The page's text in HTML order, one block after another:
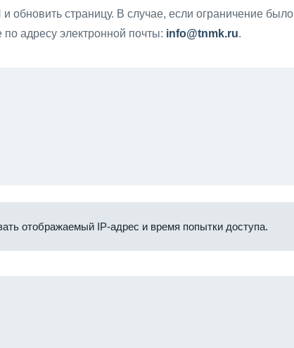
обновить страницу. В случае, если ограничение было
адресу электронной почты: info@tnmk.ru.
отображаемый IP-адрес и время попытки доступа.